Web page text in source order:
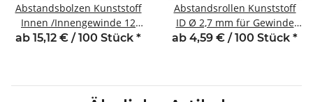
Abstandsbolzen Kunststoff
Innen /Innengewinde 12
mm M3 SW6
ab 15,12 € / 100 Stück *
Abstandsrollen Kunststoff
ID Ø 2,7 mm für Gewinde
M2,5 Länge 3 mm
ab 4,59 € / 100 Stück *